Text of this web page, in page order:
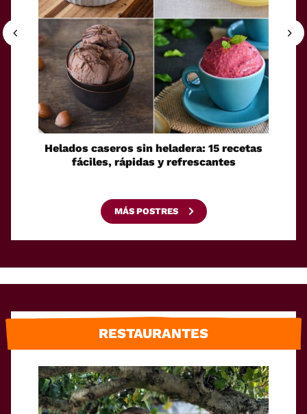
Helados caseros sin heladera: 15 recetas
fáciles, rápidas y refrescantes
MÁS POSTRES
RESTAURANTES